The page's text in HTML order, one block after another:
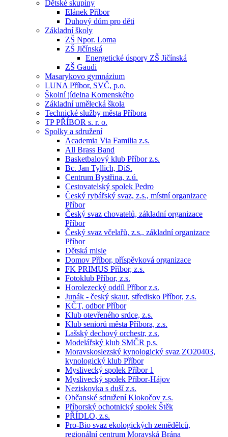
Dětské skupiny
Elánek Příbor
Duhový dům pro děti
Základní školy
ZŠ Npor. Loma
ZŠ Jičínská
Energetické úspory ZŠ Jičínská
ZŠ Gaudi
Masarykovo gymnázium
LUNA Příbor, SVČ, p.o.
Školní jídelna Komenského
Základní umělecká škola
Technické služby města Příbora
TP PŘÍBOR s. r. o.
Spolky a sdružení
Academia Via Familia z.s.
All Brass Band
Basketbalový klub Příbor z.s.
Bc. Jan Tyllich, DiS.
Centrum Bystřina, z.ú.
Cestovatelský spolek Pedro
Český rybářský svaz, z.s., místní organizace
Příbor
Český svaz chovatelů, základní organizace
Příbor
Český svaz včelařů, z.s., základní organizace
Příbor
Dětská misie
Domov Příbor, příspěvková organizace
FK PRIMUS Příbor, z.s.
Fotoklub Příbor, z.s.
Horolezecký oddíl Příbor z.s.
Junák - český skaut, středisko Příbor, z.s.
KČT, odbor Příbor
Klub otevřeného srdce, z.s.
Klub seniorů města Příbora, z.s.
Lašský dechový orchestr, z.s.
Modelářský klub SMČR p.s.
Moravskoslezský kynologický svaz ZO20403,
kynologický klub Příbor
Myslivecký spolek Příbor 1
Myslivecký spolek Příbor-Hájov
Neziskovka s duší z.s.
Občanské sdružení Klokočov z.s.
Příborský ochotnický spolek Štěk
PŘÍDLO, z.s.
Pro-Bio svaz ekologických zemědělců,
regionální centrum Moravská Brána